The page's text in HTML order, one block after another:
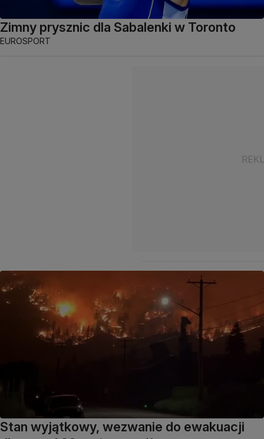
Zimny prysznic dla Sabalenki w Toronto
EUROSPORT
Stan wyjątkowy, wezwanie do ewakuacji